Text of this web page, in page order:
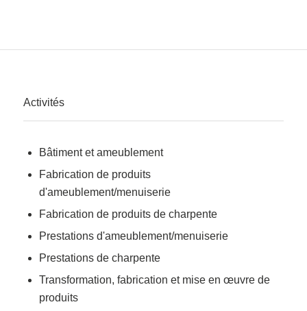
Activités
Bâtiment et ameublement
Fabrication de produits
d'ameublement/menuiserie
Fabrication de produits de charpente
Prestations d'ameublement/menuiserie
Prestations de charpente
Transformation, fabrication et mise en œuvre de
produits